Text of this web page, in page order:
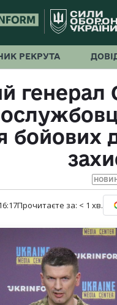
РЕКРУТА
генерал
бойових
Прочитаєте за: < 1 хв.